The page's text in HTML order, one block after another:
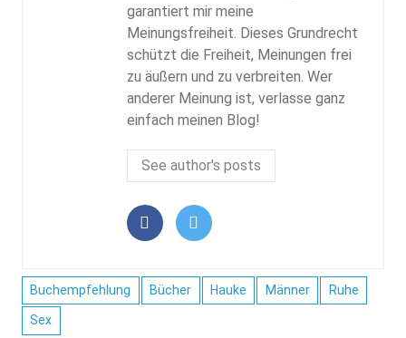
garantiert mir meine
Meinungsfreiheit. Dieses Grundrecht
schützt die Freiheit, Meinungen frei
zu äußern und zu verbreiten. Wer
anderer Meinung ist, verlasse ganz
einfach meinen Blog!
See author's posts
Buchempfehlung Bücher Hauke Männer Ruhe
Sex